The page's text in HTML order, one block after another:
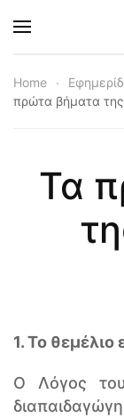
Skip to
Home
πρώτα βήματα της
Τα
1. Το θεμέλιο
Ο Λόγος